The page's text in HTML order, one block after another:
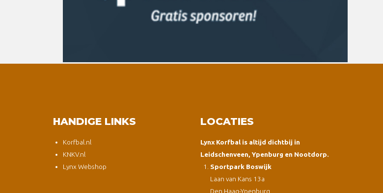
HANDIGE LINKS
Korfbal.nl
KNKV.nl
Lynx Webshop
LOCATIES
Lynx Korfbal is altijd dichtbij in
Leidschenveen, Ypenburg en Nootdorp.
Sportpark Boswijk
Laan van Kans 13a
Den Haag-Ypenburg